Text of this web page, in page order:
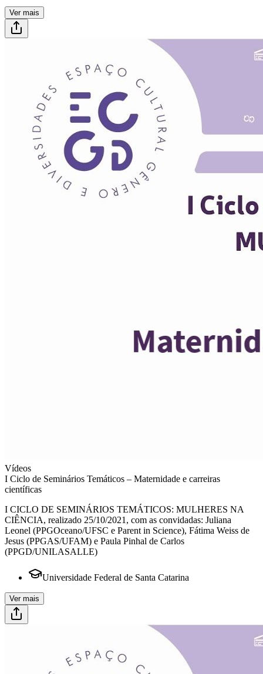
Ver mais
Vídeos
I Ciclo de Seminários Temáticos – Maternidade e carreiras
científicas
I CICLO DE SEMINÁRIOS TEMÁTICOS: MULHERES NA
CIÊNCIA, realizado 25/10/2021, com as convidadas: Juliana
Leonel (PPGOceano/UFSC e Parent in Science), Fátima Weiss de
Jesus (PPGAS/UFAM) e Paula Pinhal de Carlos
(PPGD/UNILASALLE)
Universidade Federal de Santa Catarina
Ver mais